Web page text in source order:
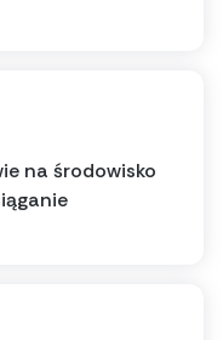
na środowisko